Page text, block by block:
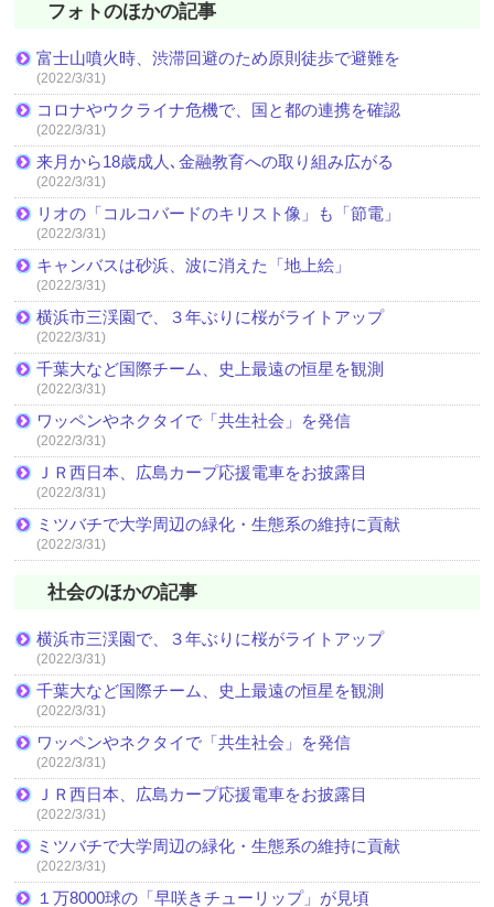
フォトのほかの記事
富士山噴火時、渋滞回避のため原則徒歩で避難を
(2022/3/31)
コロナやウクライナ危機で、国と都の連携を確認
(2022/3/31)
来月から18歳成人､金融教育への取り組み広がる
(2022/3/31)
リオの「コルコバードのキリスト像」も「節電」
(2022/3/31)
キャンバスは砂浜、波に消えた「地上絵」
(2022/3/31)
横浜市三渓園で、３年ぶりに桜がライトアップ
(2022/3/31)
千葉大など国際チーム、史上最遠の恒星を観測
(2022/3/31)
ワッペンやネクタイで「共生社会」を発信
(2022/3/31)
ＪＲ西日本、広島カープ応援電車をお披露目
(2022/3/31)
ミツバチで大学周辺の緑化・生態系の維持に貢献
(2022/3/31)
社会のほかの記事
横浜市三渓園で、３年ぶりに桜がライトアップ
(2022/3/31)
千葉大など国際チーム、史上最遠の恒星を観測
(2022/3/31)
ワッペンやネクタイで「共生社会」を発信
(2022/3/31)
ＪＲ西日本、広島カープ応援電車をお披露目
(2022/3/31)
ミツバチで大学周辺の緑化・生態系の維持に貢献
(2022/3/31)
１万8000球の「早咲きチューリップ」が見頃